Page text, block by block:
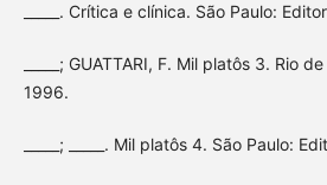
_____. Crítica e clínica. São Paulo:
_____; GUATTARI, F. Mil platôs 3. Rio
1996.
_____; _____. Mil platôs 4. São Paulo: